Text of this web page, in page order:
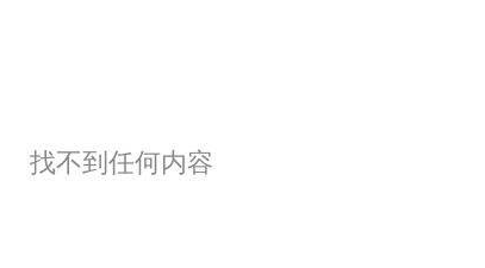
找不到任何内容